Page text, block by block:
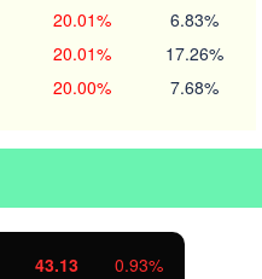
20.01% 6.83%
20.01% 17.26%
20.00% 7.68%
43.13 0.93%